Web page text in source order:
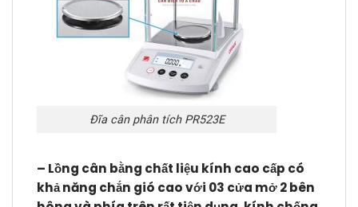
Đĩa cân phân tích PR523E
– Lồng cân bằng chất liệu kính cao cấp có
khả năng chắn gió cao với 03 cửa mở 2 bên